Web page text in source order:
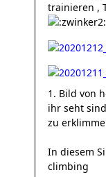
trainieren ,
1. Bild von
ihr seht
zu
In diesem
climbing